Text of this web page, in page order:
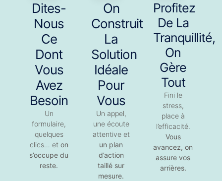
Dites-
Nous
Ce
Dont
Vous
Avez
Besoin
Un
formulaire,
quelques
clics… et on
s’occupe du
reste.
On
Construit
La
Solution
Idéale
Pour
Vous
Un appel,
une écoute
attentive et
un plan
d’action
taillé sur
mesure.
Profitez
De La
Tranquillité,
On
Gère
Tout
Fini le
stress,
place à
l’efficacité.
Vous
avancez, on
assure vos
arrières.